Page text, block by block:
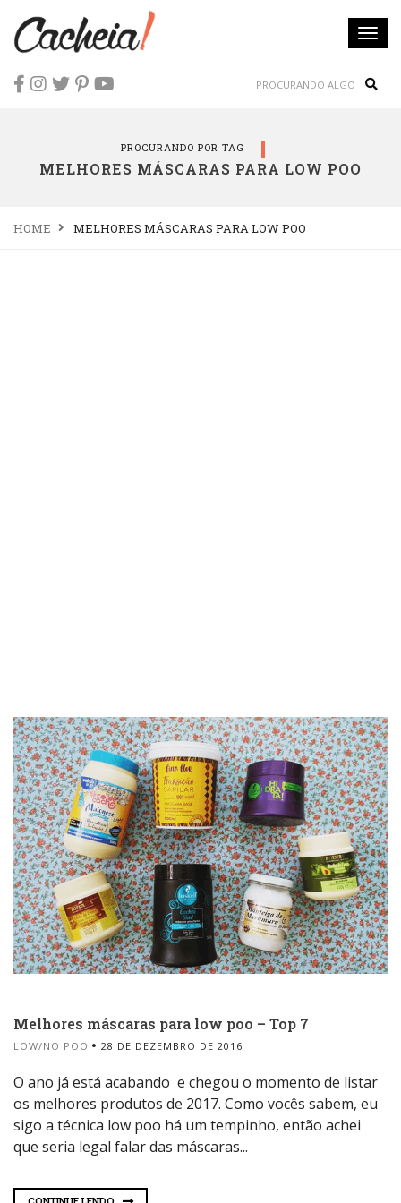
PROCURANDO POR TAG
MELHORES MÁSCARAS PARA LOW POO
HOME MELHORES MÁSCARAS PARA LOW POO
Melhores máscaras para low poo – Top 7
LOW/NO POO 28 DE DEZEMBRO DE 2016
O ano já está acabando e chegou o momento de listar
os melhores produtos de 2017. Como vocês sabem, eu
sigo a técnica low poo há um tempinho, então achei
que seria legal falar das máscaras...